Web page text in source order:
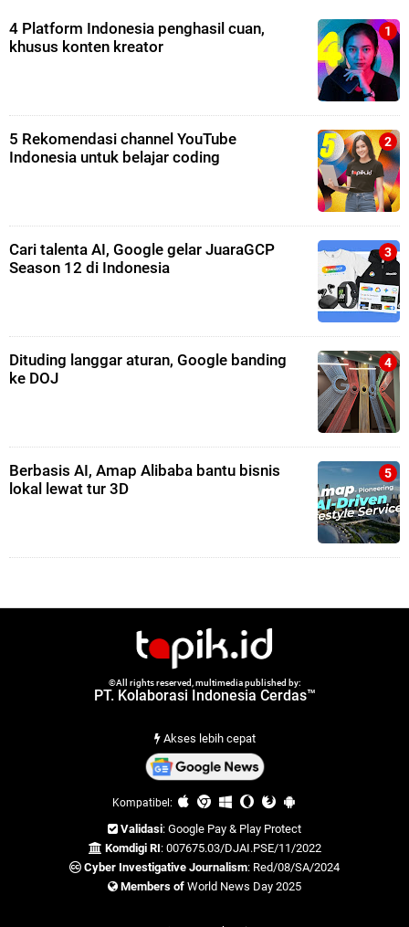
4 Platform Indonesia penghasil cuan,
khusus konten kreator
5 Rekomendasi channel YouTube
Indonesia untuk belajar coding
Cari talenta AI, Google gelar JuaraGCP
Season 12 di Indonesia
Dituding langgar aturan, Google banding
ke DOJ
Berbasis AI, Amap Alibaba bantu bisnis
lokal lewat tur 3D
©All rights reserved, multimedia published by:
PT. Kolaborasi Indonesia Cerdas™
Akses lebih cepat
Kompatibel:
Validasi: Google Pay & Play Protect
Komdigi RI: 007675.03/DJAI.PSE/11/2022
Cyber Investigative Journalism: Red/08/SA/2024
Members of World News Day 2025